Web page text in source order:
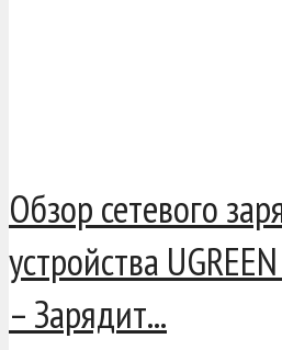
Обзор сетевого
устройства
– Зарядит...